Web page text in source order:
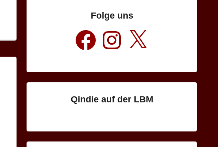
Folge uns
Facebook Instagram
Qindie auf der LBM